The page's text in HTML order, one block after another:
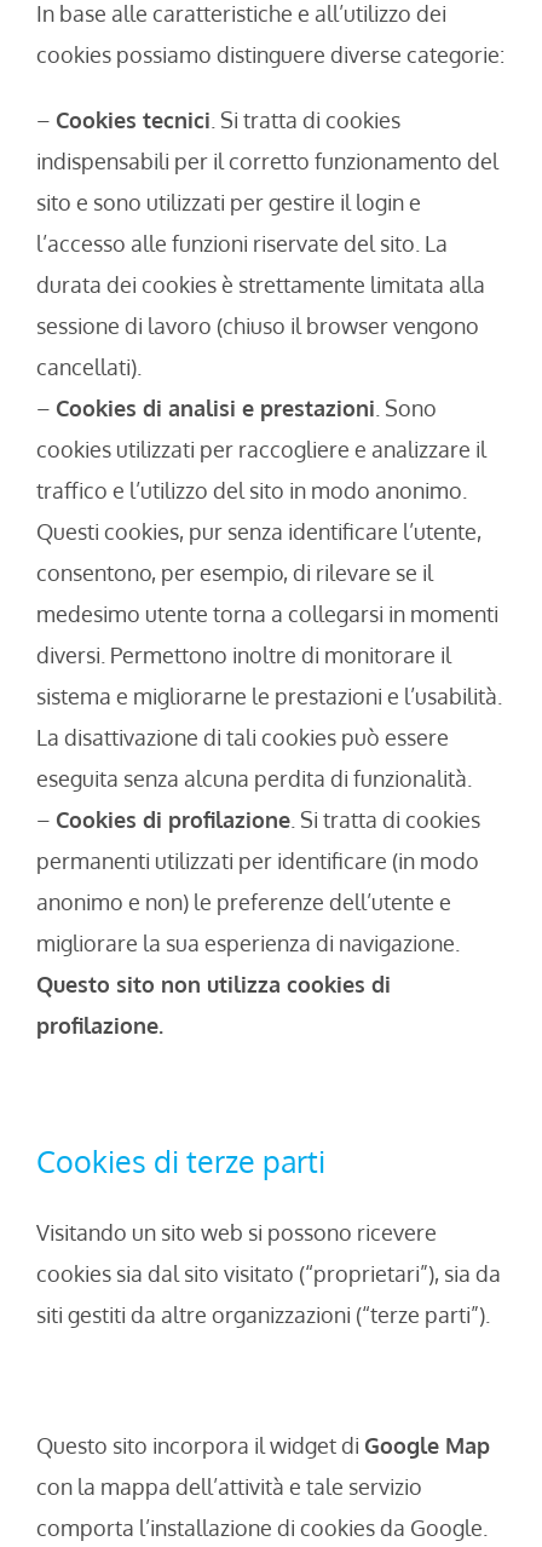
In base alle caratteristiche e all’utilizzo dei
cookies possiamo distinguere diverse categorie:
– Cookies tecnici . Si tratta di cookies
indispensabili per il corretto funzionamento del
sito e sono utilizzati per gestire il login e
l’accesso alle funzioni riservate del sito. La
durata dei cookies è strettamente limitata alla
sessione di lavoro (chiuso il browser vengono
cancellati).
– Cookies di analisi e prestazioni . Sono
cookies utilizzati per raccogliere e analizzare il
traffico e l’utilizzo del sito in modo anonimo.
Questi cookies, pur senza identificare l’utente,
consentono, per esempio, di rilevare se il
medesimo utente torna a collegarsi in momenti
diversi. Permettono inoltre di monitorare il
sistema e migliorarne le prestazioni e l’usabilità.
La disattivazione di tali cookies può essere
eseguita senza alcuna perdita di funzionalità.
– Cookies di profilazione . Si tratta di cookies
permanenti utilizzati per identificare (in modo
anonimo e non) le preferenze dell’utente e
migliorare la sua esperienza di navigazione.
Questo sito non utilizza cookies di
profilazione.
Cookies di terze parti
Visitando un sito web si possono ricevere
cookies sia dal sito visitato (“proprietari”), sia da
siti gestiti da altre organizzazioni (“terze parti”).
Questo sito incorpora il widget di Google Map
con la mappa dell’attività e tale servizio
comporta l’installazione di cookies da Google.